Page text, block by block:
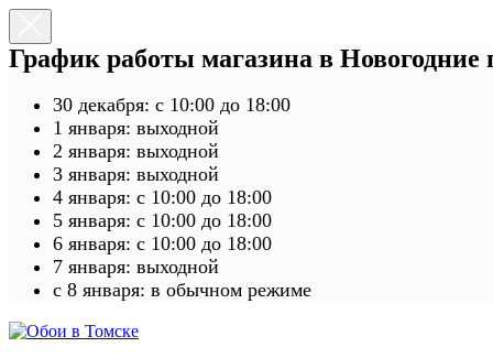
График работы магазина в
30 декабря: с 10:00 до 18:00
1 января: выходной
2 января: выходной
3 января: выходной
4 января: с 10:00 до 18:00
5 января: с 10:00 до 18:00
6 января: с 10:00 до 18:00
7 января: выходной
c 8 января: в обычном режиме